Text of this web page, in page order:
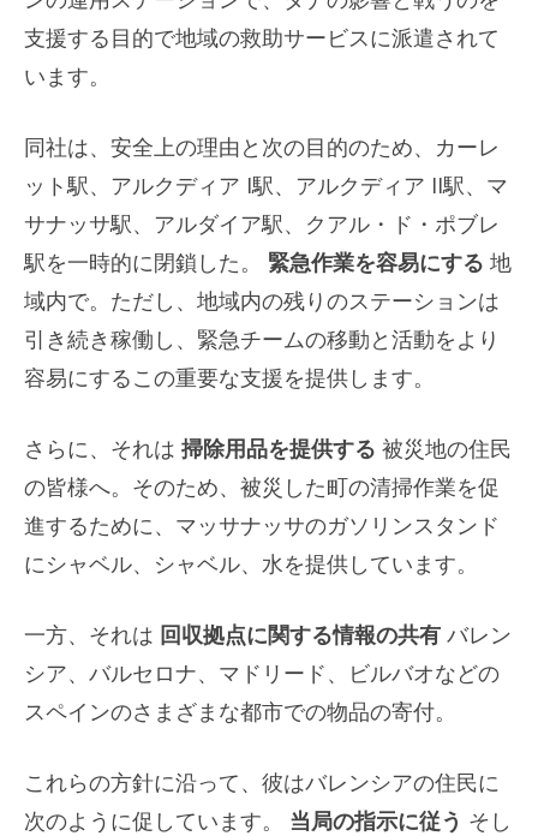
支援する目的で地域の救助サービスに派遣されて
います。
同社は、安全上の理由と次の目的のため、カーレ
ット駅、アルクディア I駅、アルクディア II駅、マ
サナッサ駅、アルダイア駅、クアル・ド・ポブレ
駅を一時的に閉鎖した。 緊急作業を容易にする 地
域内で。ただし、地域内の残りのステーションは
引き続き稼働し、緊急チームの移動と活動をより
容易にするこの重要な支援を提供します。
さらに、それは 掃除用品を提供する 被災地の住民
の皆様へ。そのため、被災した町の清掃作業を促
進するために、マッサナッサのガソリンスタンド
にシャベル、シャベル、水を提供しています。
一方、それは 回収拠点に関する情報の共有 バレン
シア、バルセロナ、マドリード、ビルバオなどの
スペインのさまざまな都市での物品の寄付。
これらの方針に沿って、彼はバレンシアの住民に
次のように促しています。 当局の指示に従う そし